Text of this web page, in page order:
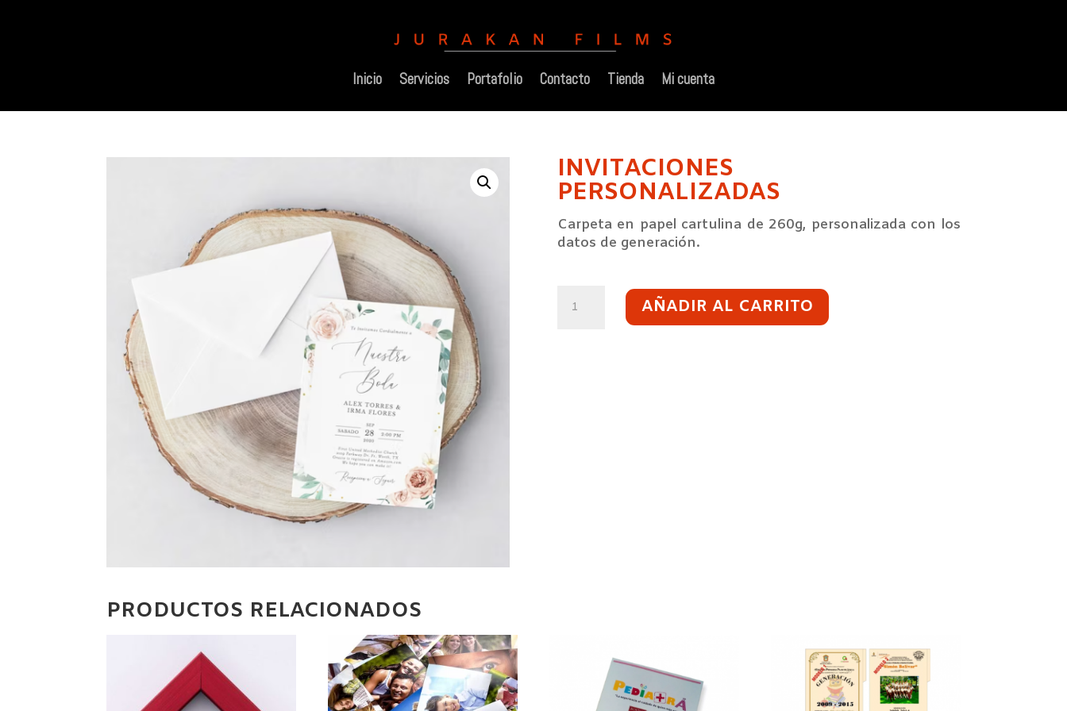
Inicio Servicios Portafolio Contacto Tienda Mi cuenta
INVITACIONES
PERSONALIZADAS
Carpeta en papel cartulina de 260g, personalizada con los
datos de generación.
INVITACIONES
PERSONALIZADAS
CANTIDAD
AÑADIR AL CARRITO
PRODUCTOS RELACIONADOS